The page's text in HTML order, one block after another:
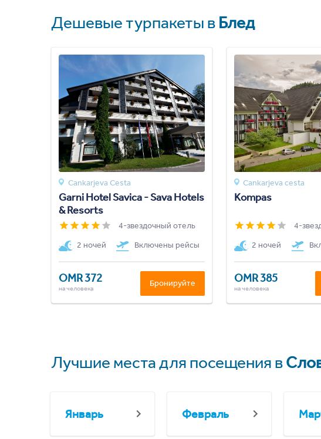
Дешевые турпакеты в Блед
Cankarjeva Cesta
Garni Hotel Savica - Sava Hotels
& Resorts
4-звездочный отель
2 ночей
Включены рейсы
OMR 372
на человека
Бронируйте
Cankarjeva cesta
Kompas
4-
2 ночей
OMR 385
на человека
Лучшие места для посещения в
Январь Февраль